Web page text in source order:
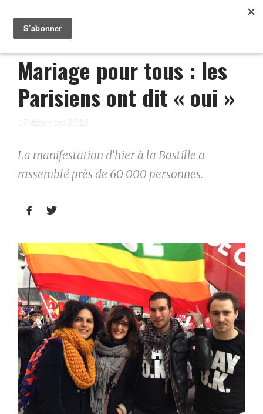
Mariage pour tous : les
Parisiens ont dit « oui »
17 décembre 2012
La manifestation d'hier à la Bastille a
rassemblé près de 60 000 personnes.
 